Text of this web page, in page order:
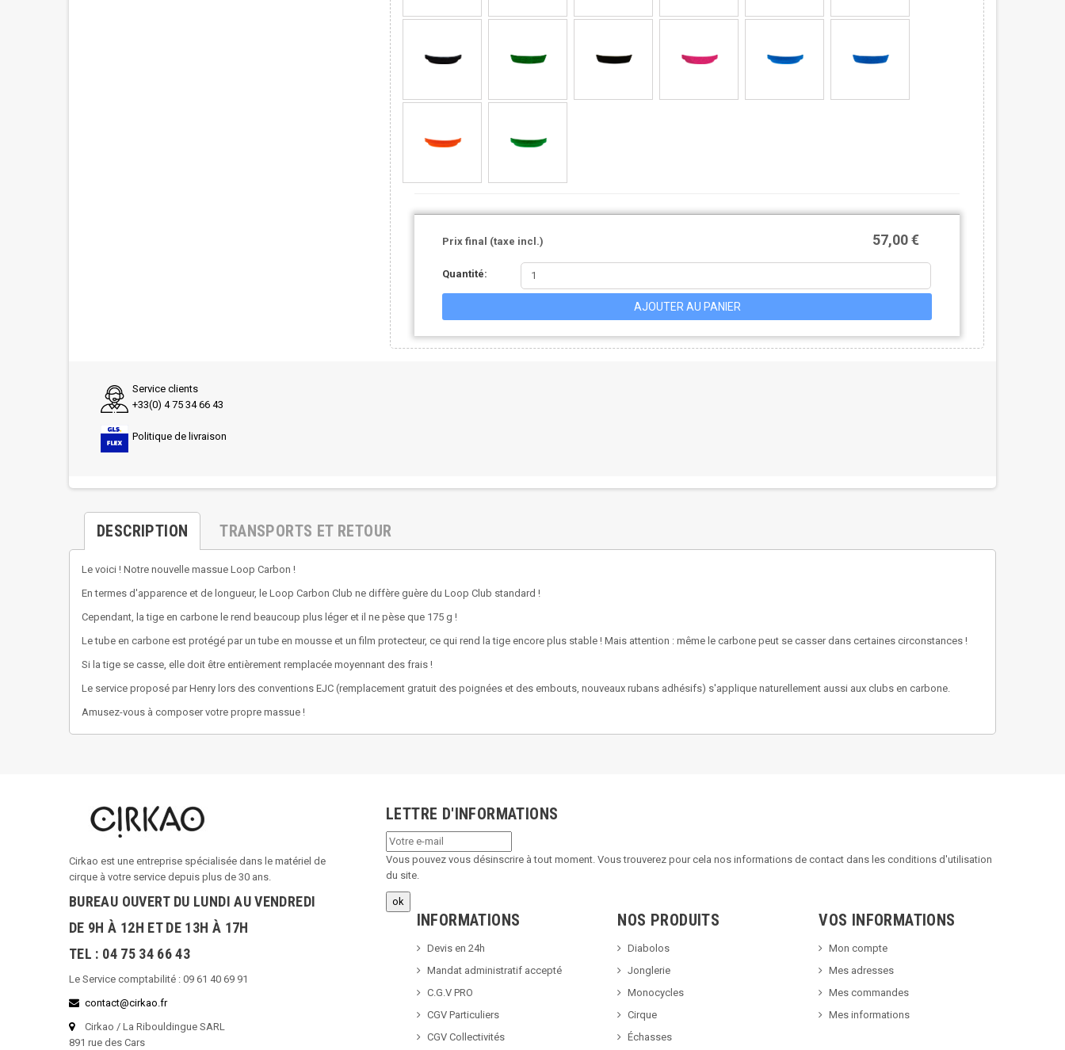
Prix final (taxe incl.) 57,00 €
Quantité:
AJOUTER AU PANIER
Service clients
+33(0) 4 75 34 66 43
Politique de livraison
DESCRIPTION TRANSPORTS ET RETOUR
Le voici ! Notre nouvelle massue Loop Carbon !
En termes d'apparence et de longueur, le Loop Carbon Club ne diffère guère du Loop Club standard !
Cependant, la tige en carbone le rend beaucoup plus léger et il ne pèse que 175 g !
Le tube en carbone est protégé par un tube en mousse et un film protecteur, ce qui rend la tige encore plus stable ! Mais attention : même le carbone peut se casser dans certaines circonstances !
Si la tige se casse, elle doit être entièrement remplacée moyennant des frais !
Le service proposé par Henry lors des conventions EJC (remplacement gratuit des poignées et des embouts, nouveaux rubans adhésifs) s'applique naturellement aussi aux clubs en carbone.
Amusez-vous à composer votre propre massue !
Cirkao est une entreprise spécialisée dans le matériel de
cirque à votre service depuis plus de 30 ans.
BUREAU OUVERT DU LUNDI AU VENDREDI
DE 9H À 12H ET DE 13H À 17H
TEL : 04 75 34 66 43
Le Service comptabilité : 09 61 40 69 91
contact@cirkao.fr
Cirkao / La Ribouldingue SARL
891 rue des Cars
LETTRE D'INFORMATIONS
Vous pouvez vous désinscrire à tout moment. Vous trouverez pour cela nos informations de contact dans les conditions d'utilisation
du site.
INFORMATIONS
Devis en 24h
Mandat administratif accepté
C.G.V PRO
CGV Particuliers
CGV Collectivités
NOS PRODUITS
Diabolos
Jonglerie
Monocycles
Cirque
Échasses
VOS INFORMATIONS
Mon compte
Mes adresses
Mes commandes
Mes informations